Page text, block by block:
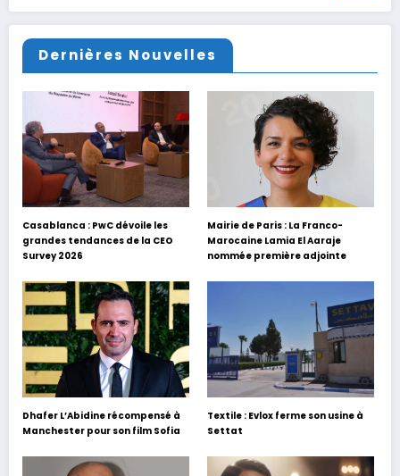
Dernières Nouvelles
Casablanca : PwC dévoile les
grandes tendances de la CEO
Survey 2026
Mairie de Paris : La Franco-
Marocaine Lamia El Aaraje
nommée première adjointe
Dhafer L’Abidine récompensé à
Manchester pour son film Sofia
Textile : Evlox ferme son usine à
Settat